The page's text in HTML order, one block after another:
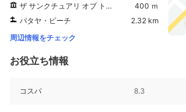
ザ サンクチュアリ オブ トゥルース
400 ｍ
パタヤ・ビーチ
2.32 km
周辺情報をチェック
お役立ち情報
コスパ 8.3